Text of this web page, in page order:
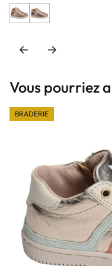
Vous pourriez
BRADERIE